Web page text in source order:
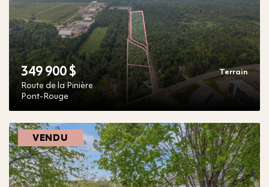
349 900 $ Terrain
Route de la Pinière
Pont-Rouge
VENDU